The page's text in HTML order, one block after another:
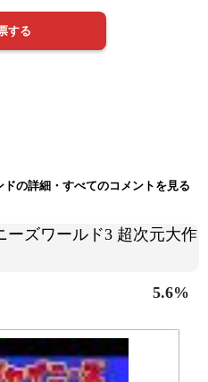
の詳細・すべてのコメントを見る
ーズワールド3 超次元大作
5.6%